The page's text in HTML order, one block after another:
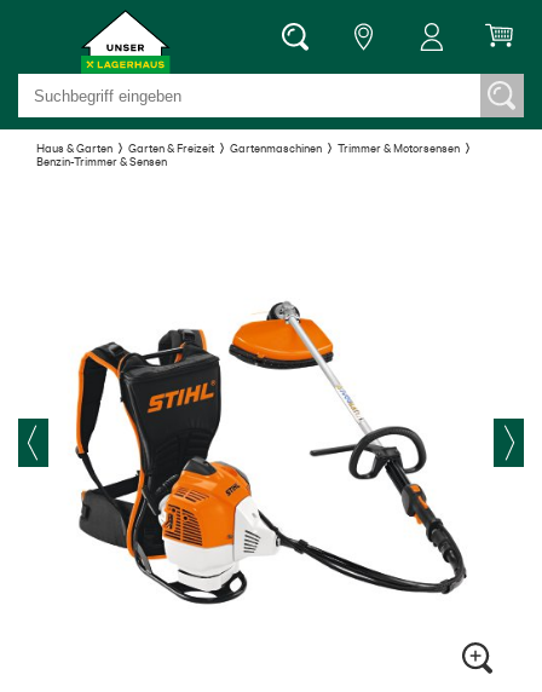
Haus & Garten Garten & Freizeit Gartenmaschinen
Trimmer & Motorsensen
Benzin-Trimmer & Sensen